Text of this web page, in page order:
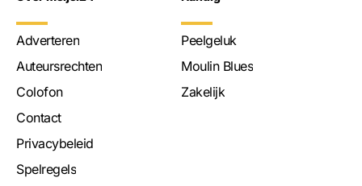
Adverteren
Auteursrechten
Colofon
Contact
Privacybeleid
Spelregels
Peelgeluk
Moulin Blues
Zakelijk